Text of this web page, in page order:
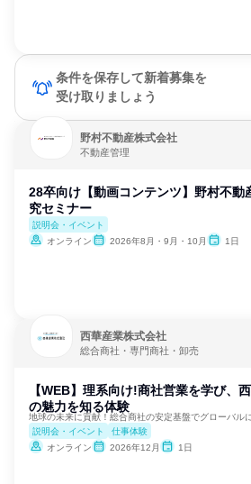
条件を保存して新着募集を
受け取りましょう
野村不動産株式会社
不動産管理
28卒向け【動画コンテンツ】野村不動
究セミナー
説明会・イベント
オンライン
2026年8月・9月・10月 1日
西華産業株式会社
総合商社・専門商社・卸売
【WEB】理系向け!商社営業を学び、
の魅力を知る体験
地球の未来に貢献！総合商社の安定基盤でグローバル
説明会・イベント
仕事体験
オンライン
2026年12月 1日